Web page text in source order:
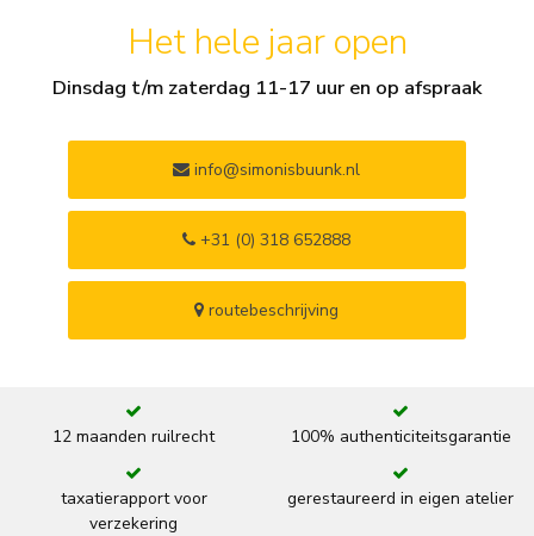
Het hele jaar open
Dinsdag t/m zaterdag 11-17 uur en op afspraak
info@simonisbuunk.nl
+31 (0) 318 652888
routebeschrijving
12 maanden ruilrecht 100% authenticiteitsgarantie
taxatierapport voor
verzekering
gerestaureerd in eigen atelier